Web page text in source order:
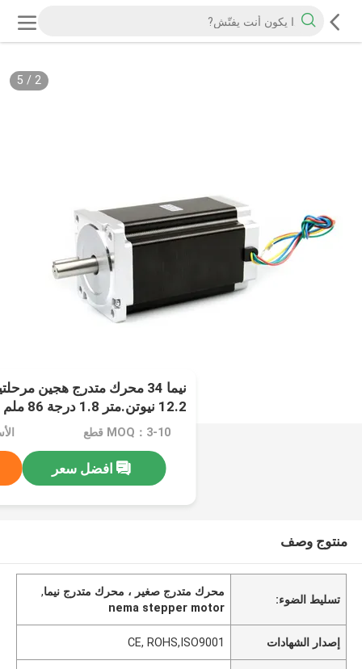
2
/
5
نيما 34 محرك متدرج هجين
12.2 نيوتن.متر 1.8 درجة 86 ملم مع 8 أسلاك
MOQ：3-10 قطع
افضل سعر
منتوج وصف
تسليط الضوء:
محرك متدرج صغير ، محرك متدرج نيما,
nema stepper motor
إصدار الشهادات CE, ROHS,ISO9001